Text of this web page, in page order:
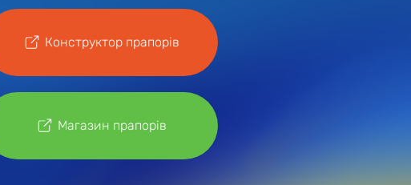
Конструктор прапорів
Магазин прапорів